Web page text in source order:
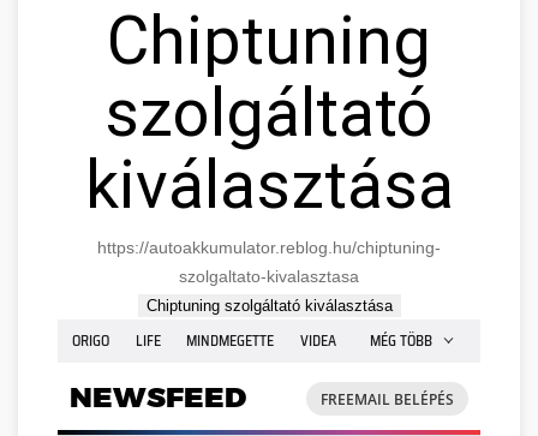
Chiptuning
szolgáltató
kiválasztása
https://autoakkumulator.reblog.hu/chiptuning-
szolgaltato-kivalasztasa
Chiptuning szolgáltató kiválasztása